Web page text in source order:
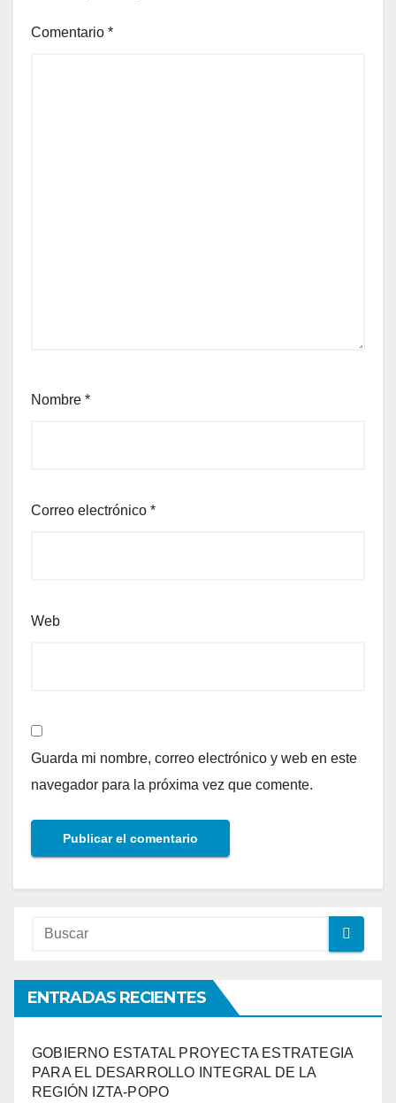
Comentario *
Nombre *
Correo electrónico *
Web
Guarda mi nombre, correo electrónico y web en este
navegador para la próxima vez que comente.
ENTRADAS RECIENTES
GOBIERNO ESTATAL PROYECTA ESTRATEGIA
PARA EL DESARROLLO INTEGRAL DE LA
REGIÓN IZTA-POPO